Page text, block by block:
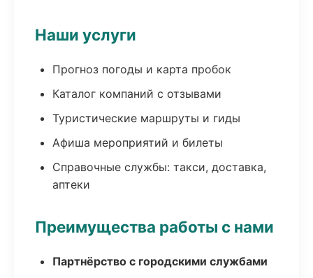
Наши услуги
Прогноз погоды и карта пробок
Каталог компаний с отзывами
Туристические маршруты и гиды
Афиша мероприятий и билеты
Справочные службы: такси, доставка,
аптеки
Преимущества работы с нами
Партнёрство с городскими службами